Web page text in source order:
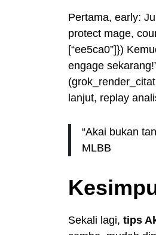
Pertama, early:
protect mage,
[“ee5ca0”]})
engage
lanjut, replay
“Akai bukan
MLBB
Sekali lagi, tips